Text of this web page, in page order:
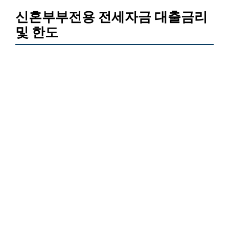
신혼부부전용 전세자금 대출금리
및 한도